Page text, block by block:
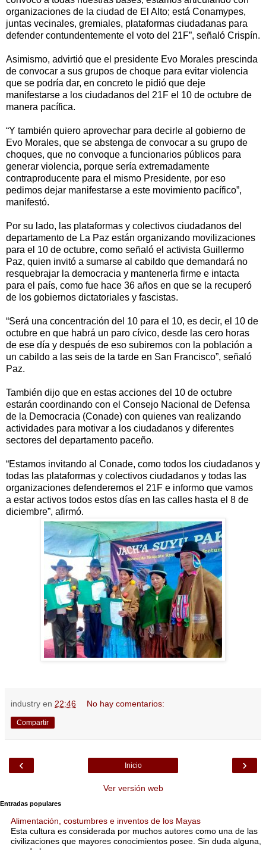
organizaciones de la ciudad de El Alto; está Conamypes,
juntas vecinales, gremiales, plataformas ciudadanas para
defender contundentemente el voto del 21F”, señaló Crispín.
Asimismo, advirtió que el presidente Evo Morales prescinda
de convocar a sus grupos de choque para evitar violencia
que se podría dar, en concreto le pidió que deje
manifestarse a los ciudadanos del 21F el 10 de octubre de
manera pacífica.
“Y también quiero aprovechar para decirle al gobierno de
Evo Morales, que se abstenga de convocar a su grupo de
choques, que no convoque a funcionarios públicos para
generar violencia, porque sería extremadamente
contraproducente para el mismo Presidente, por eso
pedimos dejar manifestarse a este movimiento pacífico”,
manifestó.
Por su lado, las plataformas y colectivos ciudadanos del
departamento de La Paz están organizando movilizaciones
para el 10 de octubre, como señaló el activista Guillermo
Paz, quien invitó a sumarse al cabildo que demandará no
resquebrajar la democracia y mantenerla firme e intacta
para el país, como fue hace 36 años en que se la recuperó
de los gobiernos dictatoriales y fascistas.
“Será una concentración del 10 para el 10, es decir, el 10 de
octubre en que habrá un paro cívico, desde las cero horas
de ese día y después de eso subiremos con la población a
un cabildo a las seis de la tarde en San Francisco”, señaló
Paz.
También dijo que en estas acciones del 10 de octubre
estarán coordinando con el Consejo Nacional de Defensa
de la Democracia (Conade) con quienes van realizando
actividades para motivar a los ciudadanos y diferentes
sectores del departamento paceño.
“Estamos invitando al Conade, como todos los ciudadanos y
todas las plataformas y colectivos ciudadanos y todas las
organizaciones defenderemos el 21F e informo que vamos
a estar activos todos estos días en las calles hasta el 8 de
diciembre”, afirmó.
industry en 22:46 No hay comentarios:
Compartir
‹ ›
Inicio
Ver versión web
Entradas populares
Alimentación, costumbres e inventos de los Mayas
Esta cultura es considerada por muchos autores como una de las
civilizaciones que mayores conocimientos posee. Sin duda alguna,